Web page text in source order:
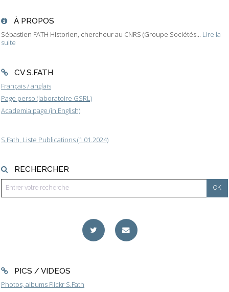
À PROPOS
Sébastien FATH Historien, chercheur au CNRS (Groupe Sociétés... Lire la
suite
CV S.FATH
Français / anglais
Page perso (laboratoire GSRL)
Academia page (in English)
S.Fath, Liste Publications (1.01.2024)
RECHERCHER
PICS / VIDEOS
Photos, albums Flickr S.Fath